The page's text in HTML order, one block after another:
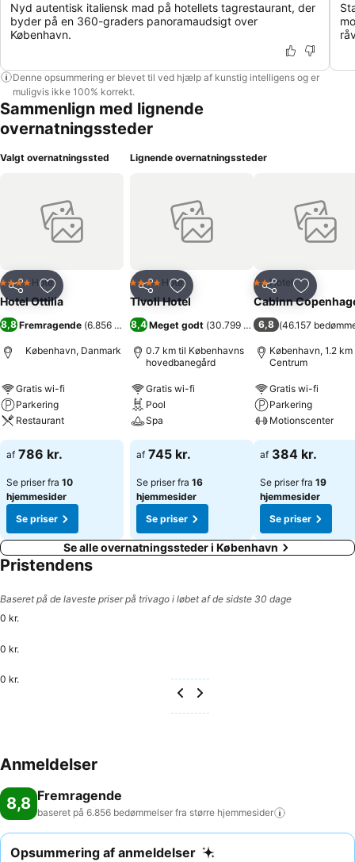
Nyd autentisk italiensk mad på hotellets tagrestaurant, der
byder på en 360-graders panoramaudsigt over
København.
Denne opsummering er blevet til ved hjælp af kunstig intelligens og er
muligvis ikke 100% korrekt.
Sammenlign med lignende
overnatningssteder
Valgt overnatningssted
Del Føj til favoritter
4 StjernerHotel
Hotel Ottilia
8,8 Fremragende (6.856 bedømmelser)
København, Danmark
Gratis wi-fi
Parkering
Restaurant
af 786 kr.
Se priser fra 10
hjemmesider
Se priser
Lignende overnatningssteder
Del Føj til favoritter
4 StjernerHotel
Tivoli Hotel
8,4 Meget godt (30.799 bedømmelser)
0.7 km til Københavns
hovedbanegård
Gratis wi-fi
Pool
Spa
af 745 kr.
Se priser fra 16
hjemmesider
Se priser
Del Føj til
2 Stjerner
Hotel
Cabinn
6,8 (46.157
København, 1.2
Centrum
Gratis wi-fi
Parkering
Motionscenter
af 384 kr.
Se priser fra 19
hjemmesider
Se priser
Se alle overnatningssteder i København
Pristendens
Baseret på de laveste priser på trivago i løbet af de sidste 30 dage
0 kr.
0 kr.
0 kr.
Anmeldelser
8,8 Fremragende
baseret på 6.856 bedømmelser fra større hjemmesider
Opsummering af anmeldelser